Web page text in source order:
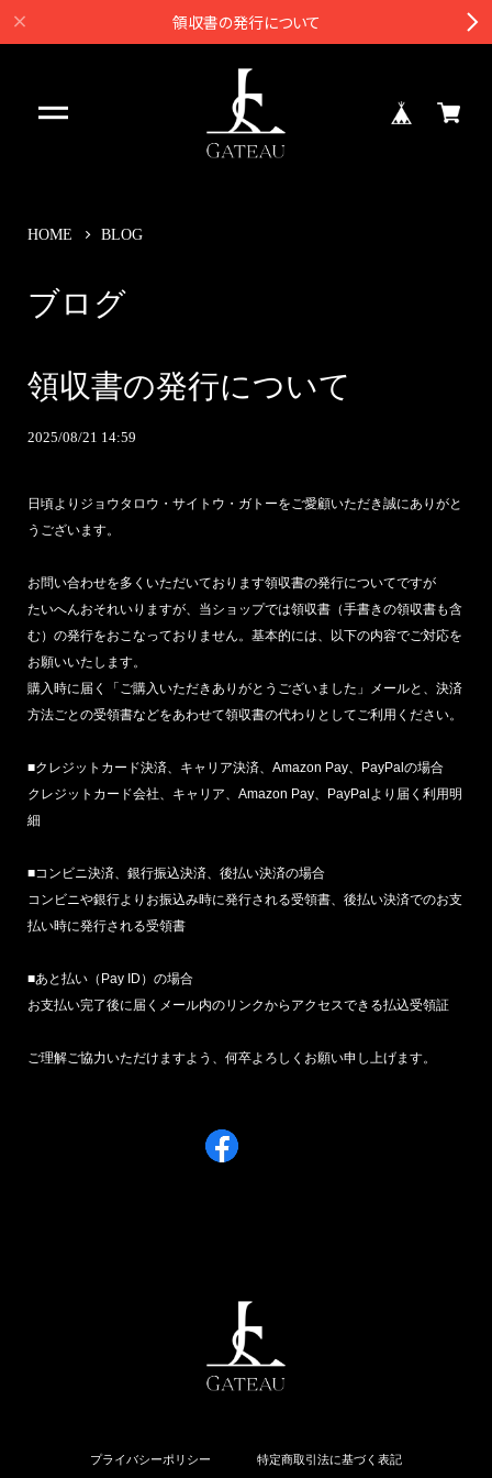
領収書の発行について
HOME BLOG
ブログ
領収書の発行について
2025/08/21 14:59
日頃よりジョウタロウ・サイトウ・ガトーをご愛顧いただき誠にありがと
うございます。
お問い合わせを多くいただいております領収書の発行についてですが
たいへんおそれいりますが、当ショップでは領収書（手書きの領収書も含
む）の発行をおこなっておりません。基本的には、以下の内容でご対応を
お願いいたします。
購入時に届く「ご購入いただきありがとうございました」メールと、決済
方法ごとの受領書などをあわせて領収書の代わりとしてご利用ください。
■クレジットカード決済、キャリア決済、Amazon Pay、PayPalの場合
クレジットカード会社、キャリア、Amazon Pay、PayPalより届く利用明
細
■コンビニ決済、銀行振込決済、後払い決済の場合
コンビニや銀行よりお振込み時に発行される受領書、後払い決済でのお支
払い時に発行される受領書
■あと払い（Pay ID）の場合
お支払い完了後に届くメール内のリンクからアクセスできる払込受領証
ご理解ご協力いただけますよう、何卒よろしくお願い申し上げます。
プライバシーポリシー 特定商取引法に基づく表記